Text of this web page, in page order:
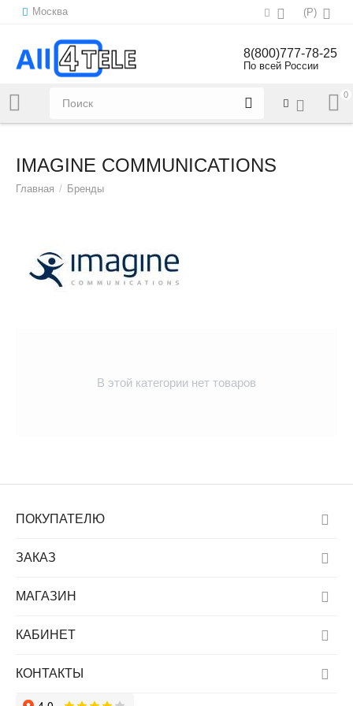
Москва (Р)
Напишите нам:sales@all4tele.com
8(800)777-78-25
По всей России
0
IMAGINE COMMUNICATIONS
Главная / Бренды
В этой категории нет товаров
ПОКУПАТЕЛЮ
ЗАКАЗ
МАГАЗИН
КАБИНЕТ
КОНТАКТЫ